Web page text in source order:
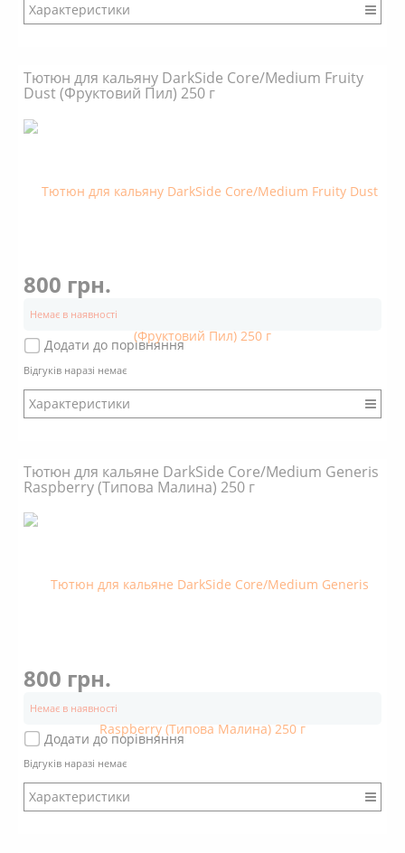
Характеристики
Смак: Насичений
Аромат: Солодкий
Аромат: Фруктовий
Аромат: Свіжий
Тютюн для кальяну DarkSide Core/Medium Fruity
Dust (Фруктовий Пил) 250 г
800 грн.
Немає в наявності
Додати до порівняння
Відгуків наразі немає
Характеристики
Смак: Насичений
Аромат: Солодкий
Аромат: Фруктовий
Аромат: Свіжий
Тютюн для кальянe DarkSide Core/Medium Generis
Raspberry (Типова Малина) 250 г
800 грн.
Немає в наявності
Додати до порівняння
Відгуків наразі немає
Характеристики